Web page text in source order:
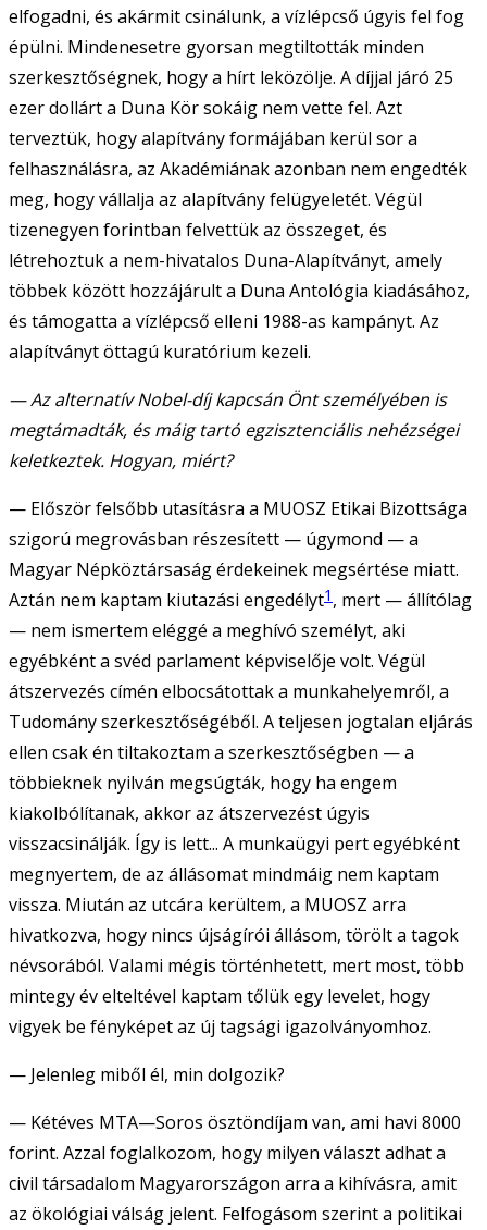
elfogadni, és akármit csinálunk, a vízlépcső úgyis fel fog
épülni. Mindenesetre gyorsan megtiltották minden
szerkesztőségnek, hogy a hírt leközölje. A díjjal járó 25
ezer dollárt a Duna Kör sokáig nem vette fel. Azt
terveztük, hogy alapítvány formájában kerül sor a
felhasználásra, az Akadémiának azonban nem engedték
meg, hogy vállalja az alapítvány felügyeletét. Végül
tizenegyen forintban felvettük az összeget, és
létrehoztuk a nem-hivatalos Duna-Alapítványt, amely
többek között hozzájárult a Duna Antológia kiadásához,
és támogatta a vízlépcső elleni 1988-as kampányt. Az
alapítványt öttagú kuratórium kezeli.
— Az alternatív Nobel-díj kapcsán Önt személyében is
megtámadták, és máig tartó egzisztenciális nehézségei
keletkeztek. Hogyan, miért?
— Először felsőbb utasításra a MUOSZ Etikai Bizottsága
szigorú megrovásban részesített — úgymond — a
Magyar Népköztársaság érdekeinek megsértése miatt.
Aztán nem kaptam kiutazási engedélyt1 , mert — állítólag
— nem ismertem eléggé a meghívó személyt, aki
egyébként a svéd parlament képviselője volt. Végül
átszervezés címén elbocsátottak a munkahelyemről, a
Tudomány szerkesztőségéből. A teljesen jogtalan eljárás
ellen csak én tiltakoztam a szerkesztőségben — a
többieknek nyilván megsúgták, hogy ha engem
kiakolbólítanak, akkor az átszervezést úgyis
visszacsinálják. Így is lett... A munkaügyi pert egyébként
megnyertem, de az állásomat mindmáig nem kaptam
vissza. Miután az utcára kerültem, a MUOSZ arra
hivatkozva, hogy nincs újságírói állásom, törölt a tagok
névsorából. Valami mégis történhetett, mert most, több
mintegy év elteltével kaptam tőlük egy levelet, hogy
vigyek be fényképet az új tagsági igazolványomhoz.
— Jelenleg miből él, min dolgozik?
— Kétéves MTA—Soros ösztöndíjam van, ami havi 8000
forint. Azzal foglalkozom, hogy milyen választ adhat a
civil társadalom Magyarországon arra a kihívásra, amit
az ökológiai válság jelent. Felfogásom szerint a politikai